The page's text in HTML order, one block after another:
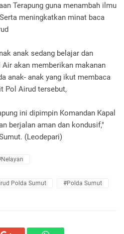
Terapung guna menambah ilmu
meningkatkan minat baca
anak sedang belajar dan
akan memberikan makanan
anak- anak yang ikut membaca
Pol Airud tersebut,
ini dipimpin Komandan Kapal
berjalan aman dan kondusif,"
(Leodepari)
Polda Sumut
#Polda Sumut